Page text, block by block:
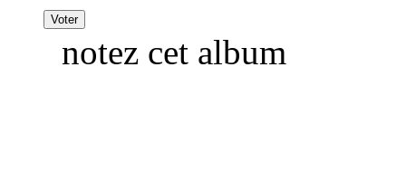
notez cet album